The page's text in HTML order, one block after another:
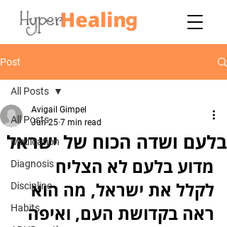
Post
All Posts
Medication
Diagnosis
Discipline
Habits
All Posts
בלעם ושדה הכוח של ישראל
Avigail Gimpel
Jun 25 7 min read
מדוע בלעם לא הצליח
לקלל את ישראל, מה הוא
ראה בקדושת העם, ואיפה